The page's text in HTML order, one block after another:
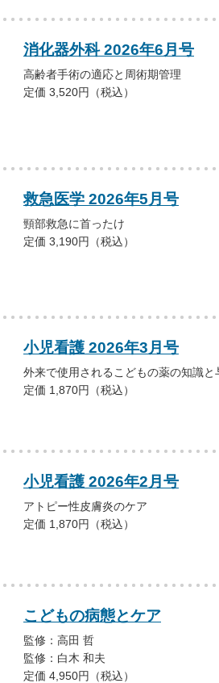
消化器外科 2026年6月号
高齢者手術の適応と周術期管理
定価 3,520円（税込）
救急医学 2026年5月号
頸部救急に首ったけ
定価 3,190円（税込）
小児看護 2026年3月号
外来で使用されるこどもの薬の知識と
定価 1,870円（税込）
小児看護 2026年2月号
アトピー性皮膚炎のケア
定価 1,870円（税込）
こどもの病態とケア
監修：高田 哲
監修：白木 和夫
定価 4,950円（税込）